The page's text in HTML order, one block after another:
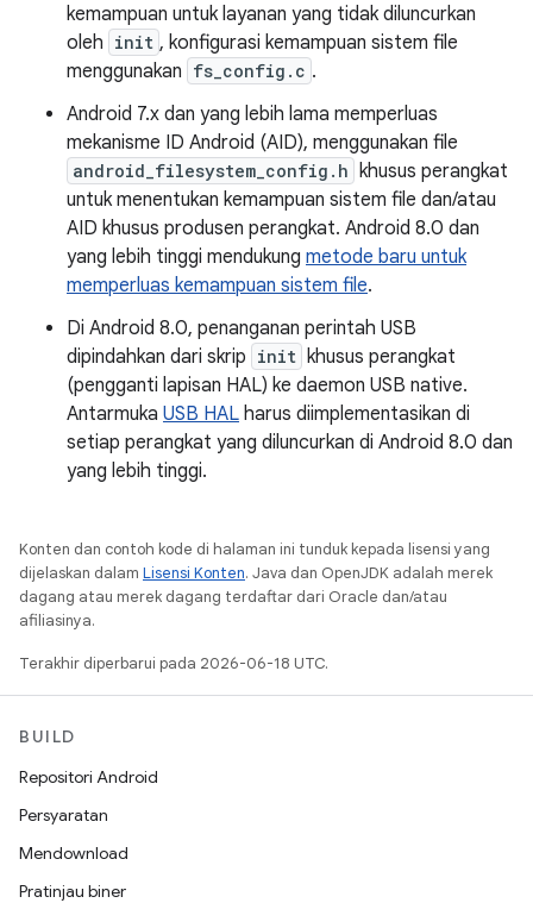
kemampuan untuk layanan yang tidak diluncurkan
oleh init , konfigurasi kemampuan sistem file
menggunakan fs_config.c .
Android 7.x dan yang lebih lama memperluas
mekanisme ID Android (AID), menggunakan file
android_filesystem_config.h
khusus perangkat
untuk menentukan kemampuan sistem file dan/atau
AID khusus produsen perangkat. Android 8.0 dan
yang lebih tinggi mendukung metode baru untuk
memperluas kemampuan sistem file.
Di Android 8.0, penanganan perintah USB
dipindahkan dari skrip init
khusus perangkat
(pengganti lapisan HAL) ke daemon USB native.
Antarmuka USB HAL harus diimplementasikan di
setiap perangkat yang diluncurkan di Android 8.0 dan
yang lebih tinggi.
Konten dan contoh kode di halaman ini tunduk kepada lisensi yang
dijelaskan dalam Lisensi Konten. Java dan OpenJDK adalah merek
dagang atau merek dagang terdaftar dari Oracle dan/atau
afiliasinya.
Terakhir diperbarui pada 2026-06-18 UTC.
BUILD
Repositori Android
Persyaratan
Mendownload
Pratinjau biner